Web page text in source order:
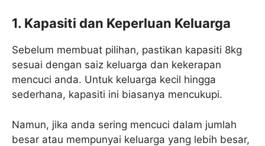
1. Kapasiti dan Keperluan Keluarga
Sebelum membuat pilihan, pastikan kapasiti 8kg
sesuai dengan saiz keluarga dan kekerapan
mencuci anda. Untuk keluarga kecil hingga
sederhana, kapasiti ini biasanya mencukupi.
Namun, jika anda sering mencuci dalam jumlah
besar atau mempunyai keluarga yang lebih besar,